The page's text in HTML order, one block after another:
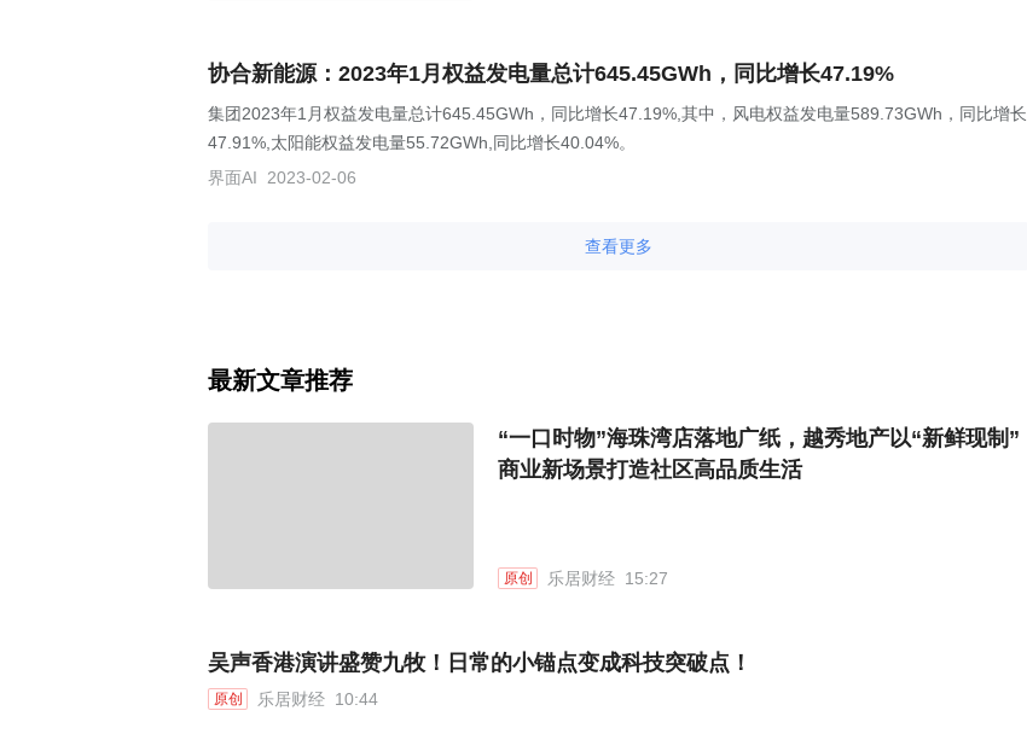
协合新能源：2023年1月权益发电量总计645.45GWh，同比增长47.19%
集团2023年1月权益发电量总计645.45GWh，同比增长47.19%,其中，风电权益发电量589.73GWh，同比增长
47.91%,太阳能权益发电量55.72GWh,同比增长40.04%。
界面AI
2023-02-06
查看更多
最新文章推荐
“一口时物”海珠湾店落地广纸，越秀地产以“新鲜现制”
商业新场景打造社区高品质生活
原创 乐居财经 15:27
吴声香港演讲盛赞九牧！日常的小锚点变成科技突破点！
原创 乐居财经 10:44